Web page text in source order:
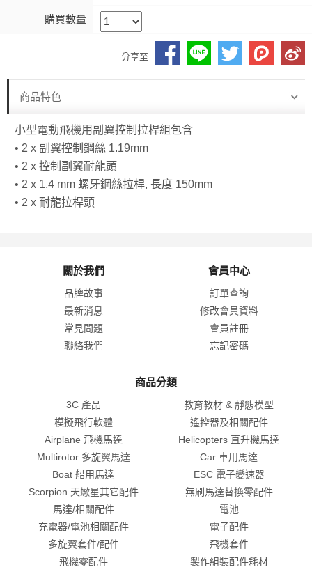
購買數量
分享至
商品特色
小型電動飛機用副翼控制拉桿組包含
• 2 x 副翼控制鋼絲 1.19mm
• 2 x 控制副翼耐龍頭
• 2 x 1.4 mm 螺牙鋼絲拉桿, 長度 150mm
• 2 x 耐龍拉桿頭
關於我們
品牌故事
最新消息
常見問題
聯絡我們
會員中心
訂單查詢
修改會員資料
會員註冊
忘記密碼
商品分類
3C 產品
教育教材 & 靜態模型
模擬飛行軟體
遙控器及相關配件
Airplane 飛機馬達
Helicopters 直升機馬達
Multirotor 多旋翼馬達
Car 車用馬達
Boat 船用馬達
ESC 電子變速器
Scorpion 天蠍星其它配件
無刷馬達替換零配件
馬達/相關配件
電池
充電器/電池相關配件
電子配件
多旋翼套件/配件
飛機套件
飛機零配件
製作組裝配件耗材